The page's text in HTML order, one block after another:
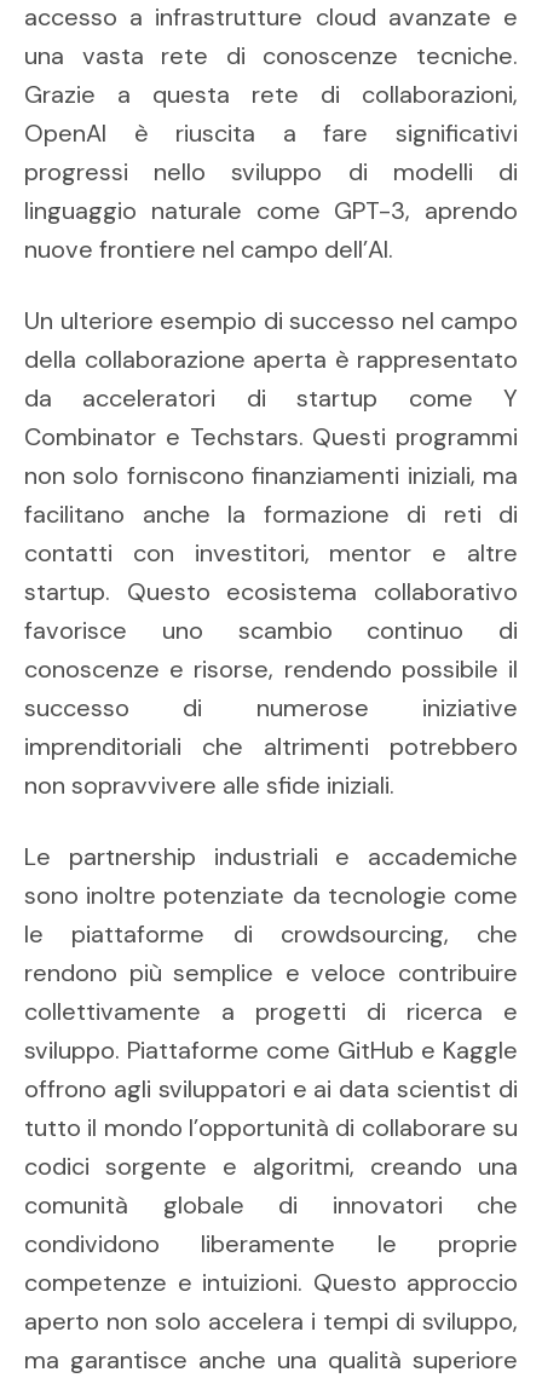
accesso a infrastrutture cloud avanzate e
una vasta rete di conoscenze tecniche.
Grazie a questa rete di collaborazioni,
OpenAI è riuscita a fare significativi
progressi nello sviluppo di modelli di
linguaggio naturale come GPT-3, aprendo
nuove frontiere nel campo dell’AI.
Un ulteriore esempio di successo nel campo
della collaborazione aperta è rappresentato
da acceleratori di startup come Y
Combinator e Techstars. Questi programmi
non solo forniscono finanziamenti iniziali, ma
facilitano anche la formazione di reti di
contatti con investitori, mentor e altre
startup. Questo ecosistema collaborativo
favorisce uno scambio continuo di
conoscenze e risorse, rendendo possibile il
successo di numerose iniziative
imprenditoriali che altrimenti potrebbero
non sopravvivere alle sfide iniziali.
Le partnership industriali e accademiche
sono inoltre potenziate da tecnologie come
le piattaforme di crowdsourcing, che
rendono più semplice e veloce contribuire
collettivamente a progetti di ricerca e
sviluppo. Piattaforme come GitHub e Kaggle
offrono agli sviluppatori e ai data scientist di
tutto il mondo l’opportunità di collaborare su
codici sorgente e algoritmi, creando una
comunità globale di innovatori che
condividono liberamente le proprie
competenze e intuizioni. Questo approccio
aperto non solo accelera i tempi di sviluppo,
ma garantisce anche una qualità superiore